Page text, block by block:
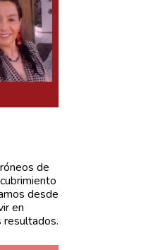
de
desde
en
resultados.